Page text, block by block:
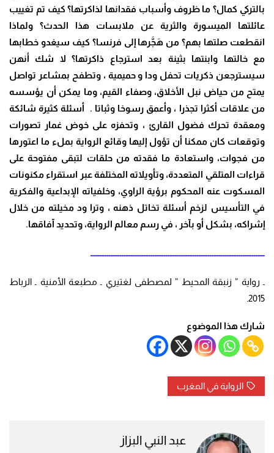
بالتركي كمال؟ ما ظروف وأسباب فقدانها لذاكرتها؟ كيف تم تغييب
عائلتها الميسورة والثرية عن ملابسات هذا الحدث؟ ولماذا
انقطعت صلتها بهم؟ من هَجَّرها إلى فرنسا؟ كيف سيغدو خطابها
مع خالتها وابنتها بثينة بعد استرجاع ذاكرتها؟ لا شك أنهن
سيسترجعن ذكريات تحفل ودا و حميمية ، وتطفح بمشاعر تواصل
يمتح من حياض نبل الأخلاق، وصفاء القيم، وما يمكن أن يؤسسه
من علاقات أكثرا تجذرا ، وأعمق رسوخا وثباتا . أسئلة كثيرة شائكة
ومعقدة تحرك فضول القارئ ، وتحفزه على خوض غمار تصورات
وتوقعات كان ممكنا أن تؤول إليها وقائع الرواية بملء ما اعتورها
من فجوات، واستعادة ما فقدته من حلقات لتبقى مفتوحة على
قراءات المتلقي المتعددة، وتأويلاته المختلفة عبر استقراء مكنونات
المسكوت عنه المحكوم برؤية الراوي، وخلفياته الإبداعية والفكرية
في التأسيس لزخم أسئلة تخاتل ذهنه ، وترا ود مخيلته من خلال
إشراكه، بشكل أو بآخر ، في رسم معالم الرواية، وتحديد آفاقها.
ـــــــــــــــــــــــــــــــــــــــــــــــــــــــــــــــــــــــــــــــــــــــــــــــ
ـ رواية ” زنبقة المحيط ” لمصطفى لغتيري ـ مطبعة الأمنية ـ الرباط
2015.
شارك هذا الموضوع
الرواية في المغرب
عبد النبي البزاز